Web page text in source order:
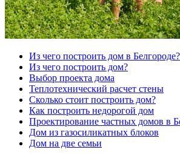
Из чего построить дом в Белгороде?
Из чего построить дом?
Выбор проекта дома
Теплотехнический расчет стены
Сколько стоит построить дом?
Как построить недорогой дом
Проектирование частных домов в
Дом из газосиликатных блоков
Дом на две семьи